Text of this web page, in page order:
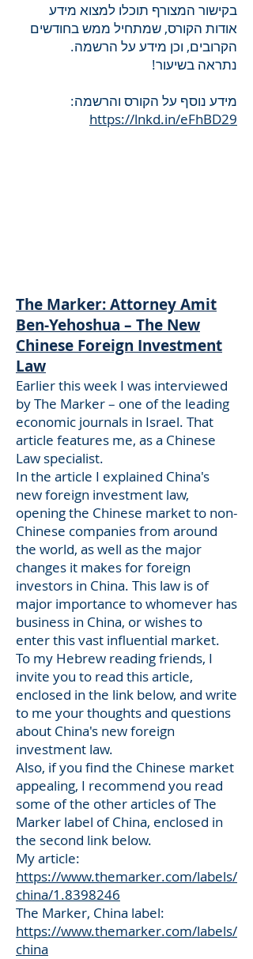
בקישור המצורף תוכלו למצוא מידע
אודות הקורס, שמתחיל ממש בחודשים
הקרובים, וכן מידע על הרשמה.
נתראה בשיעור!
מידע נוסף על הקורס והרשמה:
https://lnkd.in/eFhBD29
The Marker: Attorney Amit
Ben-Yehoshua – The New
Chinese Foreign Investment
Law
Earlier this week I was interviewed
by The Marker – one of the leading
economic journals in Israel. That
article features me, as a Chinese
Law specialist.
In the article I explained China's
new foreign investment law,
opening the Chinese market to non-
Chinese companies from around
the world, as well as the major
changes it makes for foreign
investors in China. This law is of
major importance to whomever has
business in China, or wishes to
enter this vast influential market.
To my Hebrew reading friends, I
invite you to read this article,
enclosed in the link below, and write
to me your thoughts and questions
about China's new foreign
investment law.
Also, if you find the Chinese market
appealing, I recommend you read
some of the other articles of The
Marker label of China, enclosed in
the second link below.
My article:
https://www.themarker.com/labels/
china/1.8398246
The Marker, China label:
https://www.themarker.com/labels/
china